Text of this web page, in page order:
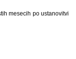
mesecih po ustanovitvi